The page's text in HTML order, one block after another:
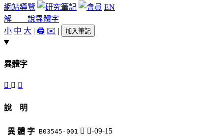
網站導覽
EN
解 說異體字
小 中 大 | 🖨️ ✉️ | 加入筆記
異體字
󸘌 𦎥 𦎺
說 明
異 體 字 B03545-001 𦎥 羊-09-15